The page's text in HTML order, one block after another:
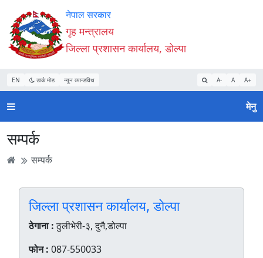
Accessibility
Mode
सुरु
गर्नुहोस्
सामाग्री
पढ्नुहाेस्
नेभिगेसन
पढ्नुहाेस्
वेबसाइट
खोजमा
जानुहोस्
नेपाल सरकार
गृह मन्त्रालय
जिल्ला प्रशासन कार्यालय, डोल्पा
EN डार्क मोड न्यून व्यान्डविथ A- A A+
मेनु
सम्पर्क
सम्पर्क
जिल्ला प्रशासन कार्यालय, डोल्पा
ठेगाना :ठुलीभेरी-३, दुनै,डोल्पा
फोन : 087-550033